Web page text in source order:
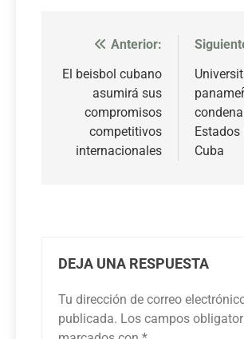
Navegación
de
entradas
Anterior:
El beisbol cubano
asumirá sus
compromisos
competitivos
internacionales
Estados
Cuba
DEJA UNA RESPUESTA
Tu dirección de correo
publicada. Los campos